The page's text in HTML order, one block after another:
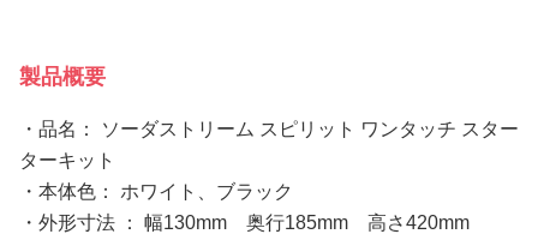
製品概要
・品名： ソーダストリーム スピリット ワンタッチ スター
ターキット
・本体色： ホワイト、ブラック
・外形寸法 ： 幅130mm 奥行185mm 高さ420mm